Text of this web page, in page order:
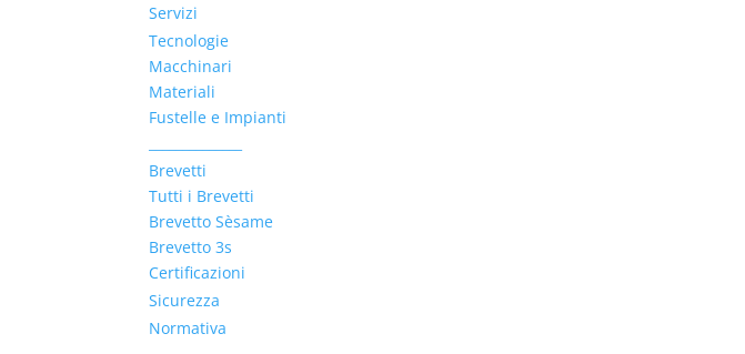
Servizi
Tecnologie
Macchinari
Materiali
Fustelle e Impianti
Brevetti
Tutti i Brevetti
Brevetto Sèsame
Brevetto 3s
Certificazioni
Sicurezza
Normativa